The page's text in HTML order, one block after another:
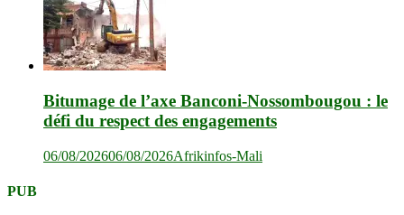
Bitumage de l’axe Banconi-Nossombougou : le
défi du respect des engagements
06/08/202606/08/2026Afrikinfos-Mali
PUB